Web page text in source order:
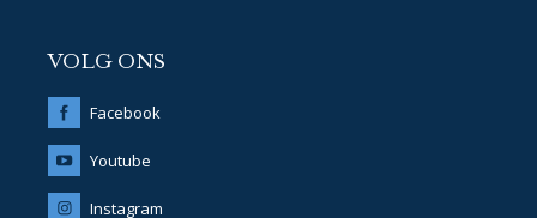
VOLG ONS
Facebook
Youtube
Instagram